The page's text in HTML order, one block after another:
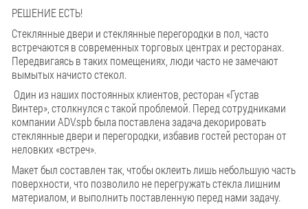
РЕШЕНИЕ ЕСТЬ!
Стеклянные двери и стеклянные перегородки в пол, часто
встречаются в современных торговых центрах и ресторанах.
Передвигаясь в таких помещениях, люди часто не замечают
вымытых начисто стекол.
Один из наших постоянных клиентов, ресторан «Густав
Винтер», столкнулся с такой проблемой. Перед сотрудниками
компании ADV.spb была поставлена задача декорировать
стеклянные двери и перегородки, избавив гостей ресторан от
неловких «встреч».
Макет был составлен так, чтобы оклеить лишь небольшую часть
поверхности, что позволило не перегружать стекла лишним
материалом, и выполнить поставленную перед нами задачу.